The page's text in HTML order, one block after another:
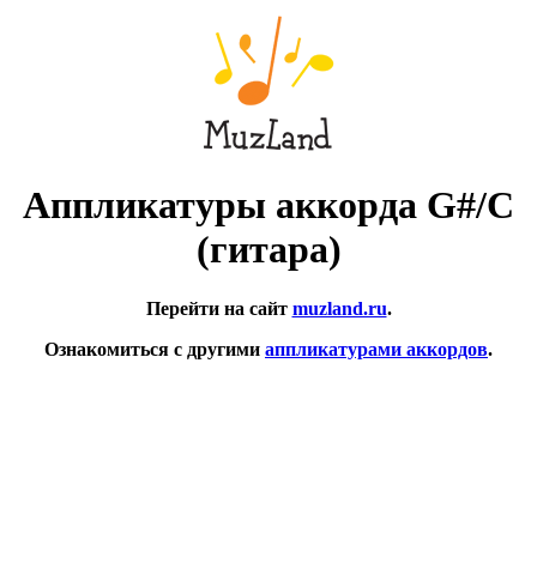
Аппликатуры аккорда G#/C
(гитара)
Перейти на сайт muzland.ru.
Ознакомиться с другими аппликатурами аккордов.